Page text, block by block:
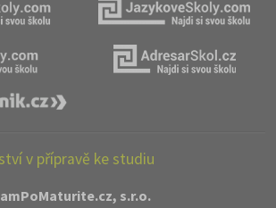
v přípravě ke studiu
s.r.o.